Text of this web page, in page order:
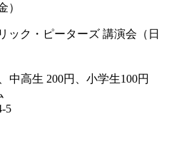
）
ック・ピーターズ 講演会（日
中高生 200円、小学生100円
5